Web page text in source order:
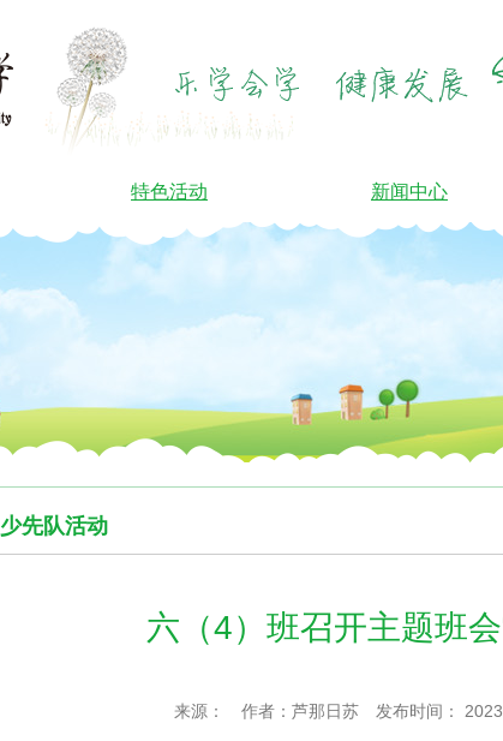
特色活动 新闻中心
少先队活动
六（4）班召开主题班
来源： 作者：芦那日苏 发布时间：